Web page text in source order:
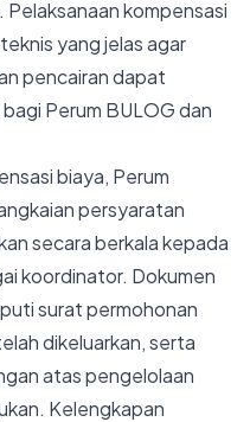
Pelaksanaan kompensasi
yang jelas agar
pencairan dapat
Perum BULOG dan
biaya, Perum
persyaratan
secara berkala kepada
koordinator. Dokumen
surat permohonan
dikeluarkan, serta
atas pengelolaan
Kelengkapan